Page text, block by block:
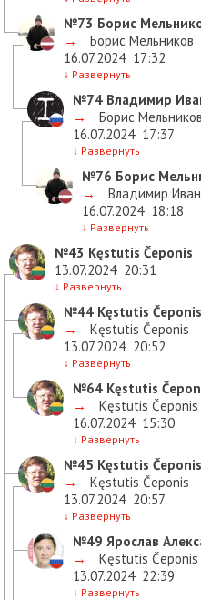
№73 Борис
→
Борис Мельников
16.07.2024 17:32
↓ Развернуть
№74 Владимир
→
Борис Мельников
16.07.2024 17:37
↓ Развернуть
№76 Борис
→
Владимир
16.07.2024 18:18
↓ Развернуть
№43 Kęstutis Čeponis
13.07.2024 20:31
↓ Развернуть
№44 Kęstutis Čeponis
→
Kęstutis Čeponis
13.07.2024 20:52
↓ Развернуть
№64 Kęstutis
→
Kęstutis Čeponis
16.07.2024 15:30
↓ Развернуть
№45 Kęstutis Čeponis
→
Kęstutis Čeponis
13.07.2024 20:57
↓ Развернуть
№49 Ярослав
→
Kęstutis Čeponis
13.07.2024 22:39
↓ Развернуть